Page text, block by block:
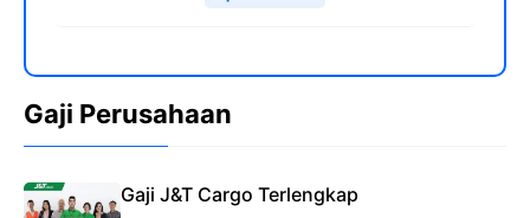
Gaji Perusahaan
Gaji J&T Cargo Terlengkap